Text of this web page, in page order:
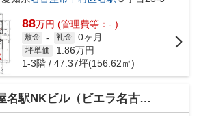
88万円 (管理費等：- )
敷金 - 礼金 0ヶ月
坪単価 1.86万円
1-3階 / 47.37坪(156.62㎡)
ビル（ビエラ名古屋名駅）【 サロン系おすすめ 】